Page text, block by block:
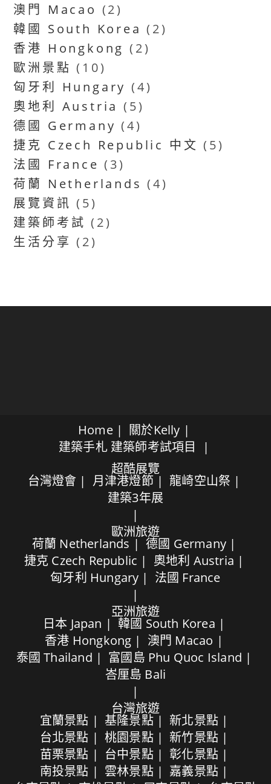
澳門 Macao (2)
韓國 South Korea (2)
香港 Hongkong (2)
歐洲景點 (10)
匈牙利 Hungary (4)
奧地利 Austria (5)
德國 Germany (4)
捷克 Czech Republic 中文 (5)
法國 France (3)
荷蘭 Netherlands (4)
展覽資訊 (5)
建築師考試 (2)
生活分享 (2)
Home
關於Kelly
建築手札 建築師考試項目
超酷展覽
台灣燈會 月津港燈節
龍崎空山祭
建築3年展
歐洲旅遊
荷蘭 Netherlands
德國 Germany
捷克 Czech Republic
奧地利 Austria
匈牙利 Hungary
法國 France
亞洲旅遊
日本 Japan
韓國 South Korea
香港 Hongkong
澳門 Macao
泰國 Thailand
富國島 Phu Quoc Island
峇厘島 Bali
台灣旅遊
宜蘭景點 基隆景點
新北景點
台北景點
桃園景點
新竹景點
苗栗景點
台中景點
彰化景點
南投景點
雲林景點
嘉義景點